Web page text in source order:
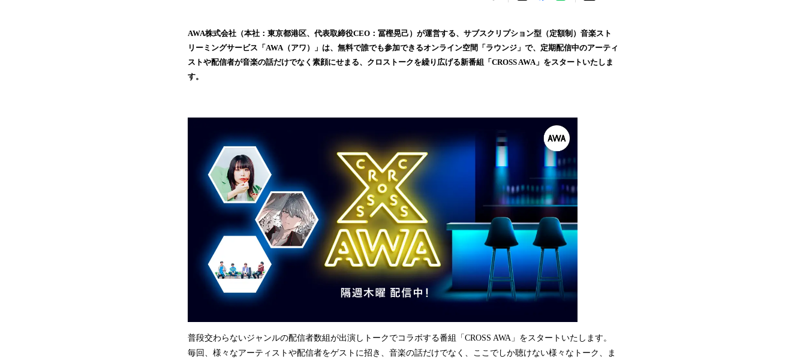
！
数
を
で
す
AWA株式会社（本社：東京都港区、代表取締役CEO：冨樫晃己）が運営する、サブスクリプション型（定額制）音楽スト
リーミングサービス「AWA（アワ）」は、無料で誰でも参加できるオンライン空間「ラウンジ」で、定期配信中のアーティ
ストや配信者が音楽の話だけでなく素顔にせまる、クロストークを繰り広げる新番組「CROSS AWA」をスタートいたしま
す。
普段交わらないジャンルの配信者数組が出演しトークでコラボする番組「CROSS AWA」をスタートいたします。
毎回、様々なアーティストや配信者をゲストに招き、音楽の話だけでなく、ここでしか聴けない様々なトーク、ま